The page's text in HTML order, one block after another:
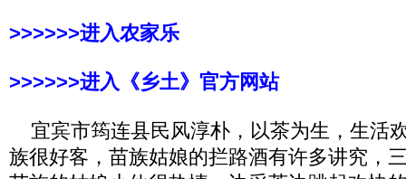
>>>>>>进入农家乐
>>>>>>进入《乡土》官方网站
宜宾市筠连县民风淳朴，以茶为生，生活
族很好客，苗族姑娘的拦路酒有许多讲究，